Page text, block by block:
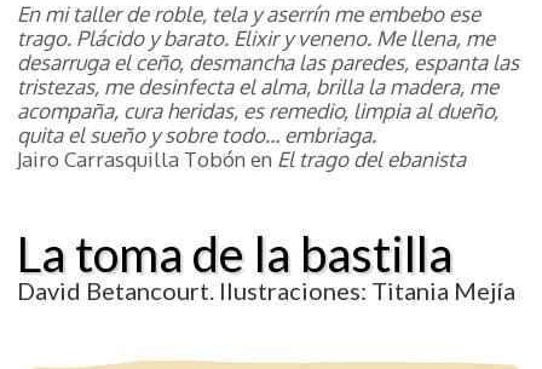
En mi taller de roble, tela y aserrín me embebo ese
trago. Plácido y barato. Elixir y veneno. Me llena, me
desarruga el ceño, desmancha las paredes, espanta las
tristezas, me desinfecta el alma, brilla la madera, me
acompaña, cura heridas, es remedio, limpia al dueño,
quita el sueño y sobre todo… embriaga.
Jairo Carrasquilla Tobón en El trago del ebanista
La toma de la bastilla
David Betancourt. Ilustraciones: Titania Mejía